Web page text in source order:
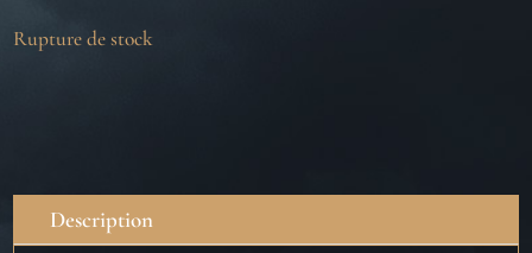
Rupture de stock
Description